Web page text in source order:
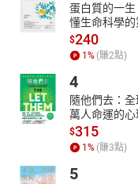
蛋白質的一
懂生命科學的
$240
1% (賺2點)
4
隨他們去：
萬人命運的
書】
$315
1% (賺3點)
5